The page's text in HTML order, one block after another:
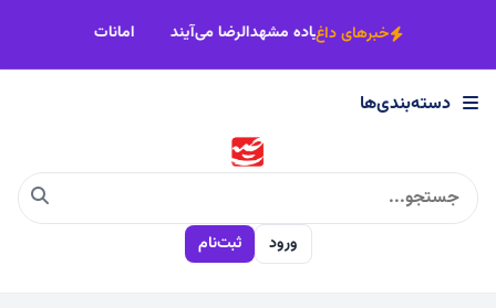
×
دسته‌بندی‌ها
اجتماعی
خبرهای داغ
اصناف خراسان رضوی پای‌کار زائران پیاده مشهدالرضا می‌آیند
دسته‌بندی‌ها
ورود ثبت‌نام